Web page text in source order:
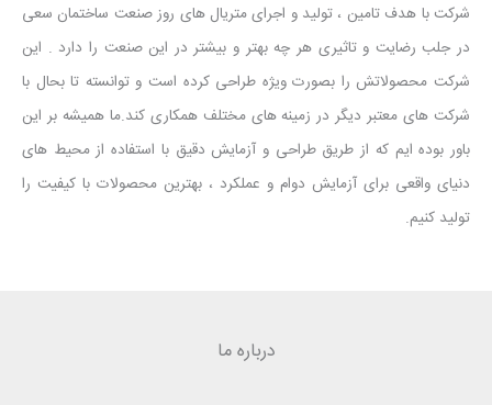
شرکت با هدف تامین ، تولید و اجرای متریال های روز صنعت ساختمان سعی
در جلب رضایت و تاثیری هر چه بهتر و بیشتر در این صنعت را دارد . این
شرکت محصولاتش را بصورت ویژه طراحی کرده است و توانسته تا بحال با
شرکت های معتبر دیگر در زمینه های مختلف همکاری کند.ما همیشه بر این
باور بوده ایم که از طریق طراحی و آزمایش دقیق با استفاده از محیط های
دنیای واقعی برای آزمایش دوام و عملکرد ، بهترین محصولات با کیفیت را
تولید کنیم.
درباره ما